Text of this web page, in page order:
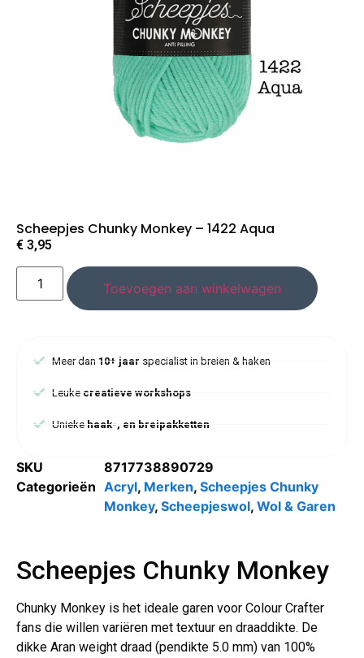
Scheepjes Chunky Monkey – 1422 Aqua
€ 3,95
Toevoegen aan winkelwagen
Meer dan 10+ jaar specialist in breien & haken
Leuke creatieve workshops
Uniekehaak-, en breipakketten
SKU
8717738890729
Categorieën Acryl, Merken, Scheepjes Chunky
Monkey, Scheepjeswol, Wol & Garen
Scheepjes Chunky Monkey
Chunky Monkey is het ideale garen voor Colour Crafter
fans die willen variëren met textuur en draaddikte. De
dikke Aran weight draad (pendikte 5.0 mm) van 100%